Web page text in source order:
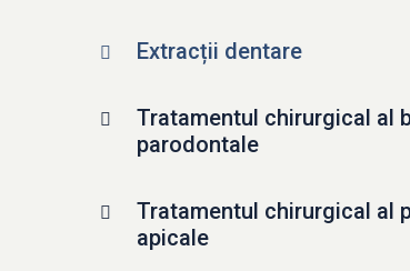
Extracții dentare
Tratamentul chirurgical al
parodontale
Tratamentul chirurgical al
apicale